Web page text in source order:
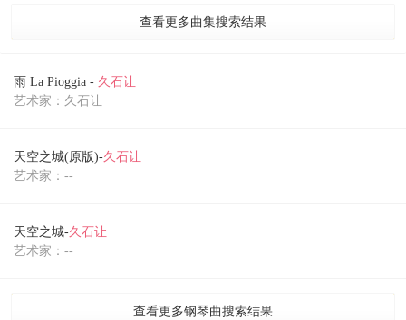
查看更多曲集搜索结果
雨 La Pioggia - 久石让
艺术家：久石让
天空之城(原版)-久石让
艺术家：--
天空之城-久石让
艺术家：--
查看更多钢琴曲搜索结果